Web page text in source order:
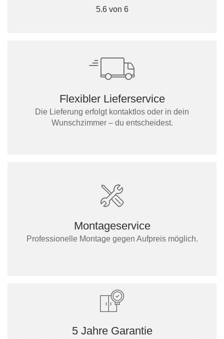
5.6 von 6
Flexibler Lieferservice
Die Lieferung erfolgt kontaktlos oder in dein
Wunschzimmer – du entscheidest.
Montageservice
Professionelle Montage gegen Aufpreis möglich.
5 Jahre Garantie